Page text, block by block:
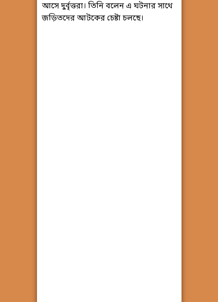
আসে দুর্বৃত্তরা। তিনি বলেন এ ঘটনার সাথে
জড়িতদের আটকের চেষ্টা চলছে।